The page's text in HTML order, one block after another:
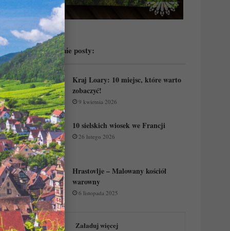
Przeczytaj ostatnie posty:
Kraj Loary: 10 miejsc, które warto
zobaczyć!
9 kwietnia 2026
10 sielskich wiosek we Francji
26 lutego 2026
Hrastovlje – Malowany kościół
warowny
6 listopada 2025
Załaduj więcej